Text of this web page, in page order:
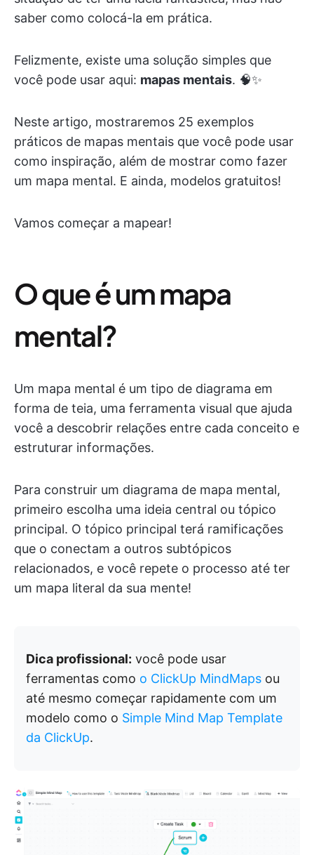
saber como colocá-la em prática.
Felizmente, existe uma solução simples que
você pode usar aqui: mapas mentais. 🧠✨
Neste artigo, mostraremos 25 exemplos
práticos de mapas mentais que você pode usar
como inspiração, além de mostrar como fazer
um mapa mental. E ainda, modelos gratuitos!
Vamos começar a mapear!
O que é um mapa
mental?
Um mapa mental é um tipo de diagrama em
forma de teia, uma ferramenta visual que ajuda
você a descobrir relações entre cada conceito e
estruturar informações.
Para construir um diagrama de mapa mental,
primeiro escolha uma ideia central ou tópico
principal. O tópico principal terá ramificações
que o conectam a outros subtópicos
relacionados, e você repete o processo até ter
um mapa literal da sua mente!
Dica profissional: você pode usar
ferramentas como o ClickUp MindMaps ou
até mesmo começar rapidamente com um
modelo como o Simple Mind Map Template
da ClickUp.